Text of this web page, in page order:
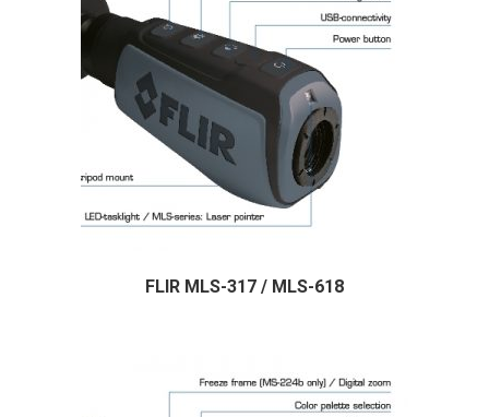
FLIR MLS-317 / MLS-618